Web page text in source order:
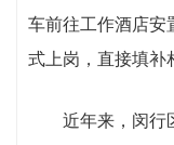
车前往工作酒店安
式上岗，直接填补
近年来，闵行区